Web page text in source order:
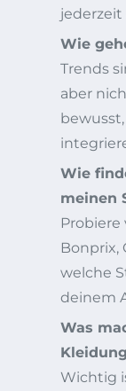
jederzeit
Wie
Trends
aber
Wie
meinen
Probiere
Bonprix,
welche
deinem
Was
Wichtig